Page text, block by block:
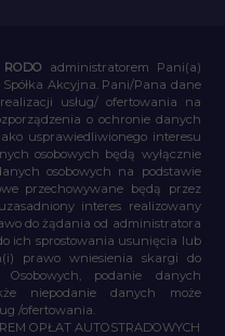
administratorem Pani(a)
Akcyjna. Pani/Pana dane
usług/ ofertowania na
o ochronie danych
usprawiedliwionego interesu
osobowych będą wyłącznie
osobowych na podstawie
przechowywane będą przez
interes realizowany
do żądania od administratora
ich sprostowania usunięcia lub
prawo wniesienia skargi do
podanie danych
niepodanie danych może
/ofertowania.
OPŁAT AUTOSTRADOWYCH